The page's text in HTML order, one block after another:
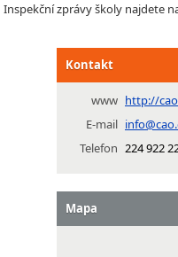
Inspekční zprávy školy najdete
Kontakt
www http://
E-mail
Telefon 224 922
Mapa